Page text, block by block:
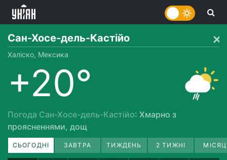
Сан-Хосе-дель-Кастійо
Халіско, Мексика
+20°
Погода Сан-Хосе-дель-Кастійо: Хмарно з
проясненнями, дощ
СЬОГОДНІ ЗАВТРА ТИЖДЕНЬ 2 ТИЖНІ